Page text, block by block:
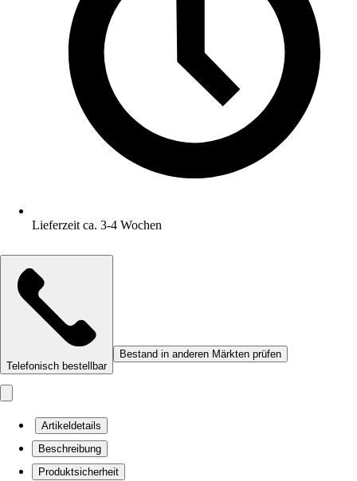
Lieferzeit ca. 3-4 Wochen
Telefonisch bestellbar
Bestand in anderen Märkten prüfen
Artikeldetails
Beschreibung
Produktsicherheit